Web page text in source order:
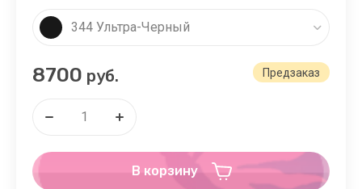
344 Ультра-Черный
Предзаказ
8700 руб.
В корзину